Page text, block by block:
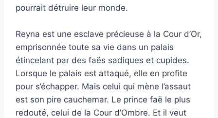
pourrait détruire leur monde.
Reyna est une esclave précieuse à la Cour d’Or,
emprisonnée toute sa vie dans un palais
étincelant par des faës sadiques et cupides.
Lorsque le palais est attaqué, elle en profite
pour s’échapper. Mais celui qui mène l’assaut
est son pire cauchemar. Le prince faë le plus
redouté, celui de la Cour d’Ombre. Et il veut